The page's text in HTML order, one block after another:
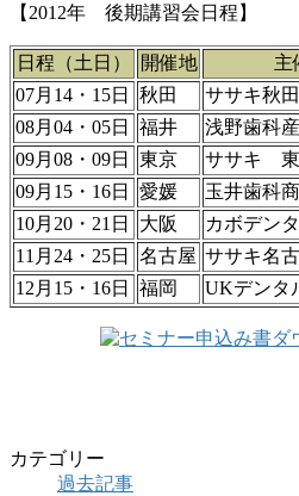
【2012年 後期講習会日程】
日程（土日） 開催地 主
07月14・15日
秋田 ササキ秋田
08月04・05日
福井 浅野歯科
09月08・09日
東京 ササキ 東
09月15・16日
愛媛 玉井歯科
10月20・21日
大阪 カボデン
11月24・25日
名古屋 ササキ名
12月15・16日
福岡 UKデンタ
カテゴリー
過去記事